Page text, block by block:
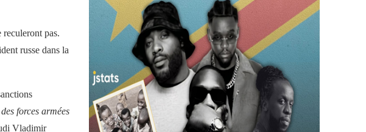
reculeront pas.
russe dans la
forces armées
Vladimir